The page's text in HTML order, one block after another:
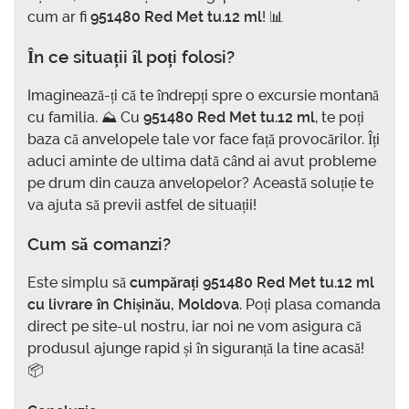
cum ar fi 951480 Red Met tu.12 ml! 📊
În ce situații îl poți folosi?
Imaginează-ți că te îndrepți spre o excursie montană
cu familia. ⛰️ Cu 951480 Red Met tu.12 ml, te poți
baza că anvelopele tale vor face față provocărilor. Îți
aduci aminte de ultima dată când ai avut probleme
pe drum din cauza anvelopelor? Această soluție te
va ajuta să previi astfel de situații!
Cum să comanzi?
Este simplu să cumpărați 951480 Red Met tu.12 ml
cu livrare în Chișinău, Moldova. Poți plasa comanda
direct pe site-ul nostru, iar noi ne vom asigura că
produsul ajunge rapid și în siguranță la tine acasă!
📦